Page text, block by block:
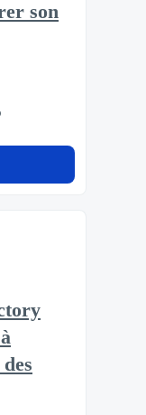
son